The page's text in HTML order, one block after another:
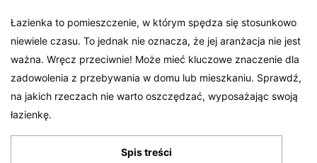
Łazienka to pomieszczenie, w którym spędza się stosunkowo
niewiele czasu. To jednak nie oznacza, że jej aranżacja nie jest
ważna. Wręcz przeciwnie! Może mieć kluczowe znaczenie dla
zadowolenia z przebywania w domu lub mieszkaniu. Sprawdź,
na jakich rzeczach nie warto oszczędzać, wyposażając swoją
łazienkę.
Spis treści